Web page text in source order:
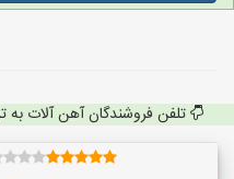
تلفن فروشندگان آهن آلات به